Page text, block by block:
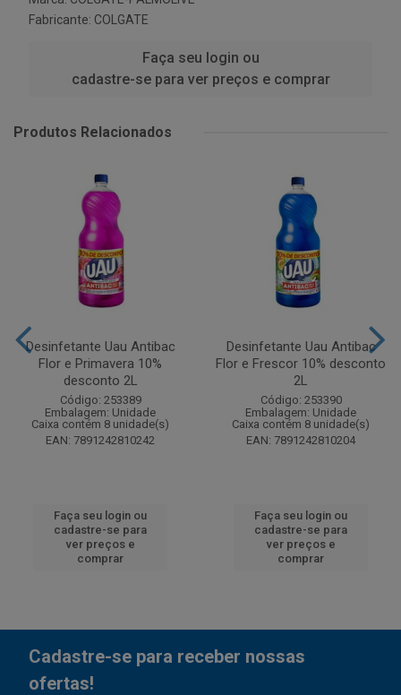
Fabricante: COLGATE
Faça seu login ou
cadastre-se para ver preços e comprar
Produtos Relacionados
Desinfetante Uau Antibac
Flor e Primavera 10%
desconto 2L
Código: 253389
Embalagem: Unidade
Caixa contém 8 unidade(s)
EAN: 7891242810242
Faça seu login ou
cadastre-se para
ver preços e
comprar
Desinfetante Uau Antibac
Flor e Frescor 10% desconto
2L
Código: 253390
Embalagem: Unidade
Caixa contém 8 unidade(s)
EAN: 7891242810204
Faça seu login ou
cadastre-se para
ver preços e
comprar
Cadastre-se para receber nossas
ofertas!